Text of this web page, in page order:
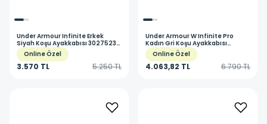
Under ArmourInfinite Erkek
Siyah Koşu Ayakkabısı 3027523-
001Online Özel
3.570 TL 5.250 TL
Under ArmourW Infinite Pro
Kadın Gri Koşu Ayakkabısı
3027200-111
Online Özel
4.063,82 TL 6.790 TL